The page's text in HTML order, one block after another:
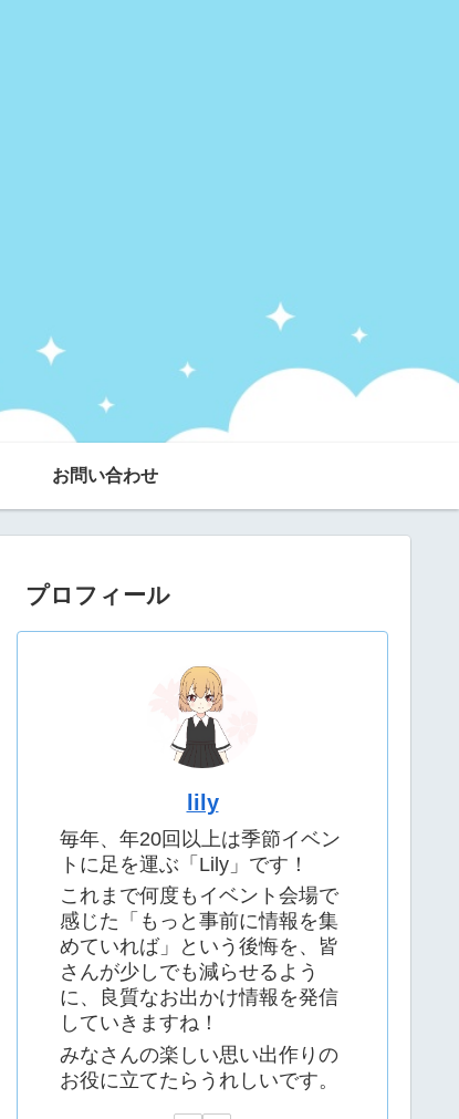
お問い合わせ
プロフィール
lily
毎年、年20回以上は季節イベン
トに足を運ぶ「Lily」です！
これまで何度もイベント会場で
感じた「もっと事前に情報を集
めていれば」という後悔を、皆
さんが少しでも減らせるよう
に、良質なお出かけ情報を発信
していきますね！
みなさんの楽しい思い出作りの
お役に立てたらうれしいです。